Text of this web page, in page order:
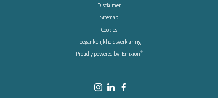
Disclaimer
Sitemap
Cookies
Toegankelijkheidsverklaring
Proudly powered by: Emixion®